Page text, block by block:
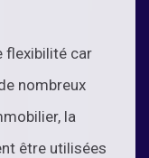
flexibilité car
nombreux
la
être utilisées